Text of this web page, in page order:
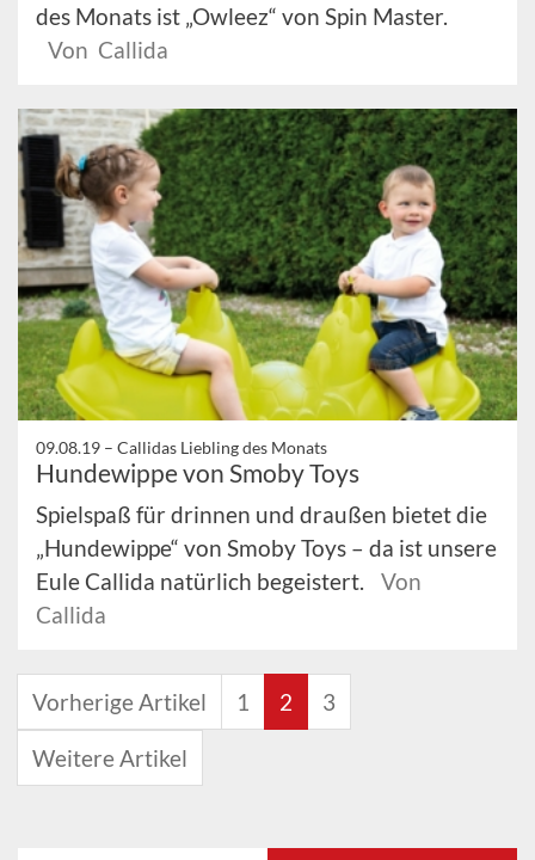
des Monats ist „Owleez“ von Spin Master.
Von Callida
09.08.19 – Callidas Liebling des Monats
Hundewippe von Smoby Toys
Spielspaß für drinnen und draußen bietet die
„Hundewippe“ von Smoby Toys – da ist unsere
Eule Callida natürlich begeistert.
Von
Callida
Vorherige Artikel 1 2 3
Weitere Artikel